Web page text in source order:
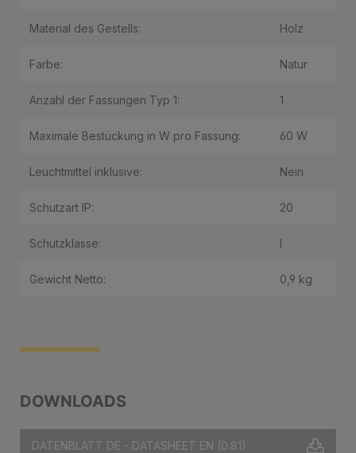
DOWNLOADS
DATENBLATT DE - DATASHEET EN (0.81)
Material des Gestells: Holz
Farbe: Natur
Anzahl der Fassungen Typ 1: 1
Maximale Bestückung in W pro Fassung: 60 W
Leuchtmittel inklusive: Nein
Schutzart IP: 20
Schutzklasse: I
Gewicht Netto: 0,9 kg